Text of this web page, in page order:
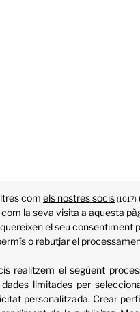
com els nostres socis (1017)
la seva visita a aquesta
el seu consentiment
o rebutjar el
realitzem el següent
limitades per
personalitzada. Crear